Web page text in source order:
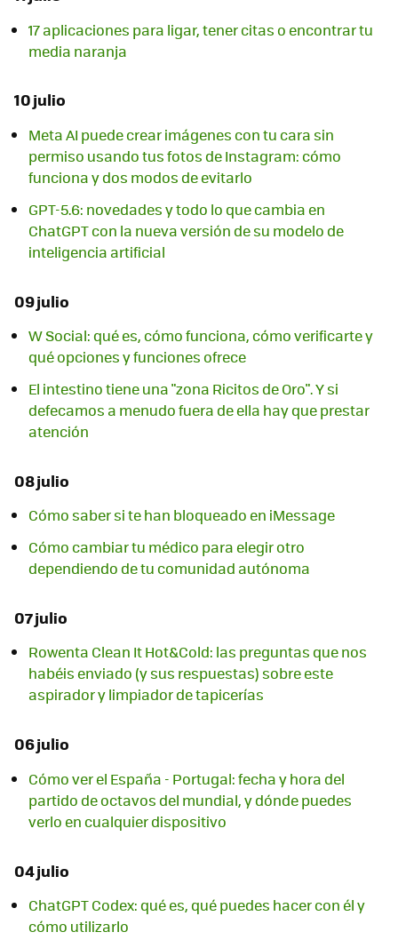
17 aplicaciones para ligar, tener citas o encontrar tu
media naranja
10 julio
Meta AI puede crear imágenes con tu cara sin
permiso usando tus fotos de Instagram: cómo
funciona y dos modos de evitarlo
GPT-5.6: novedades y todo lo que cambia en
ChatGPT con la nueva versión de su modelo de
inteligencia artificial
09 julio
W Social: qué es, cómo funciona, cómo verificarte y
qué opciones y funciones ofrece
El intestino tiene una "zona Ricitos de Oro". Y si
defecamos a menudo fuera de ella hay que prestar
atención
08 julio
Cómo saber si te han bloqueado en iMessage
Cómo cambiar tu médico para elegir otro
dependiendo de tu comunidad autónoma
07 julio
Rowenta Clean It Hot&Cold: las preguntas que nos
habéis enviado (y sus respuestas) sobre este
aspirador y limpiador de tapicerías
06 julio
Cómo ver el España - Portugal: fecha y hora del
partido de octavos del mundial, y dónde puedes
verlo en cualquier dispositivo
04 julio
ChatGPT Codex: qué es, qué puedes hacer con él y
cómo utilizarlo